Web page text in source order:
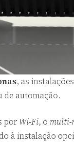
, as
de automação.
por Wi-Fi, o multi-
à instalação